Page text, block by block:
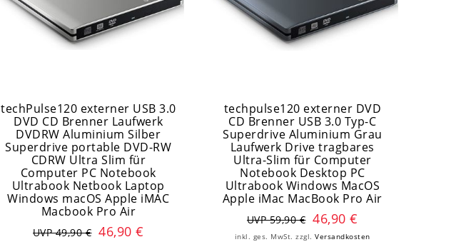
techPulse120 externer USB 3.0
DVD CD Brenner Laufwerk
DVDRW Aluminium Silber
Superdrive portable DVD-RW
CDRW Ultra Slim für
Computer PC Notebook
Ultrabook Netbook Laptop
Windows macOS Apple iMAC
Macbook Pro Air
UVP 49,90 € 46,90 €
techpulse120 externer DVD
CD Brenner USB 3.0 Typ-C
Superdrive Aluminium Grau
Laufwerk Drive tragbares
Ultra-Slim für Computer
Notebook Desktop PC
Ultrabook Windows MacOS
Apple iMac MacBook Pro Air
UVP 59,90 € 46,90 €
inkl. ges. MwSt. zzgl.Versandkosten